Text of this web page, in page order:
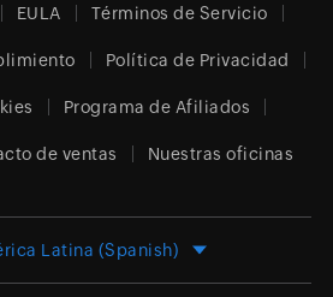
EULA Términos de Servicio
Política de Privacidad
Programa de Afiliados
de ventas Nuestras oficinas
Latina (Spanish)